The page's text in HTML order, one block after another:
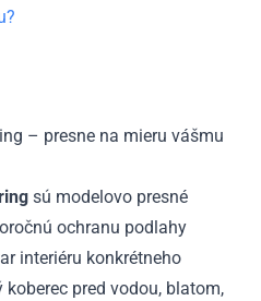
– presne na mieru vášmu
sú modelovo presné
ochranu podlahy
interiéru konkrétneho
pred vodou, blatom,